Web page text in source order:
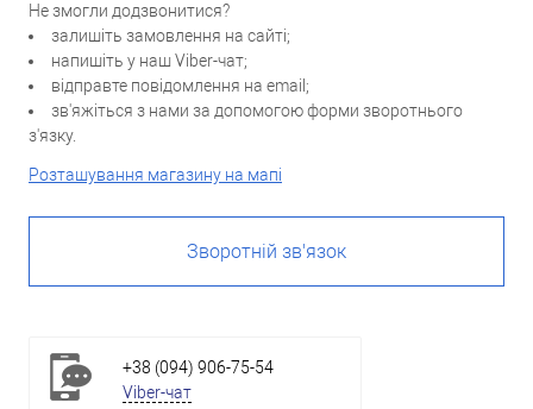
Не змогли додзвонитися?
залишіть замовлення на сайті;
напишіть у наш Viber-чат;
відправте повідомлення на email;
зв'яжіться з нами за допомогою форми зворотнього
з'язку.
Розташування магазину на мапі
Зворотній зв'язок
+38 (094) 906-75-54
Viber-чат